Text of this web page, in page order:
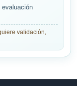
evaluación
validación,